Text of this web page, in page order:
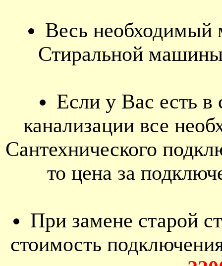
Весь необходимый
Стиральной
Если у Вас есть в
канализации все
Сантехнического
то цена за
При замене старой
стоимость